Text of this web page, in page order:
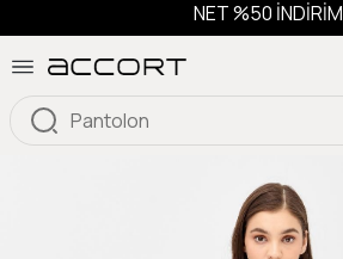
NET %50 İNDİRİM